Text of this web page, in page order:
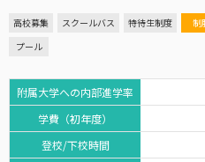
高校募集 スクールバス 特待生制度 制
プール
附属大学への内部進学率
学費（初年度）
登校/下校時間